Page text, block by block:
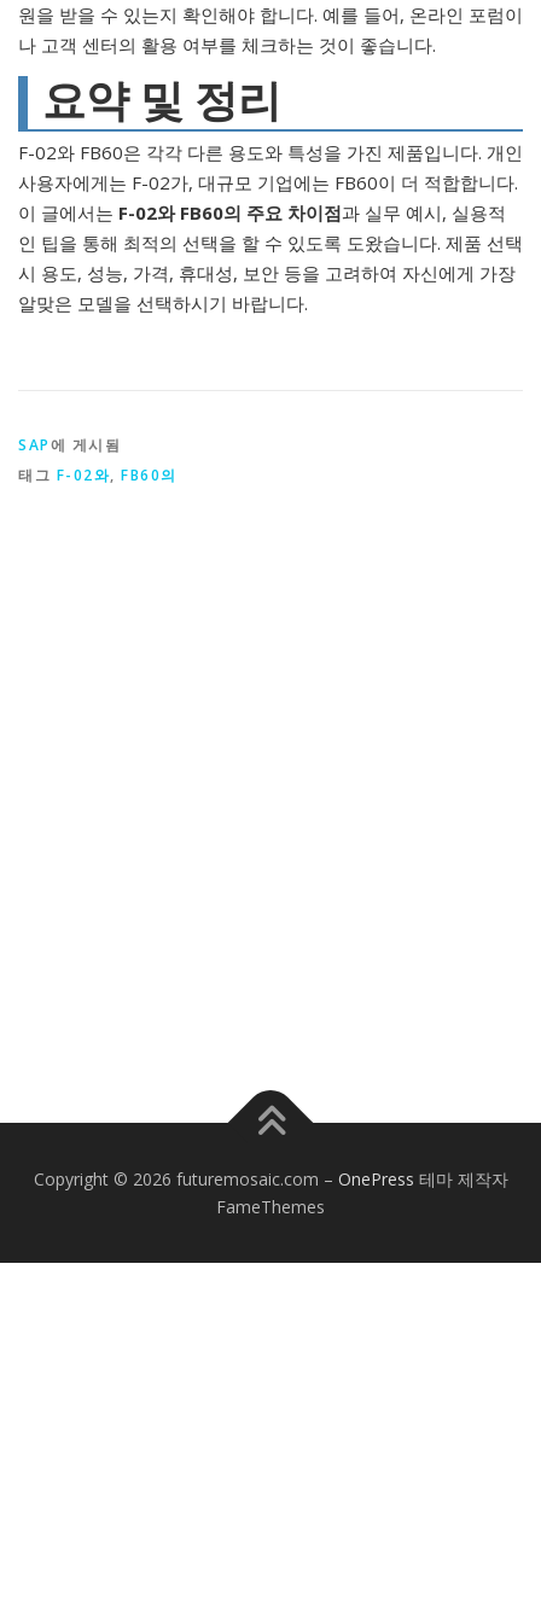
원을 받을 수 있는지 확인해야 합니다. 예를 들어, 온라인 포럼이
나 고객 센터의 활용 여부를 체크하는 것이 좋습니다.
요약 및 정리
F-02와 FB60은 각각 다른 용도와 특성을 가진 제품입니다. 개인
사용자에게는 F-02가, 대규모 기업에는 FB60이 더 적합합니다.
이 글에서는 F-02와 FB60의 주요 차이점과 실무 예시, 실용적
인 팁을 통해 최적의 선택을 할 수 있도록 도왔습니다. 제품 선택
시 용도, 성능, 가격, 휴대성, 보안 등을 고려하여 자신에게 가장
알맞은 모델을 선택하시기 바랍니다.
SAP에 게시됨
태그 F-02와, FB60의
Copyright © 2026 futuremosaic.com – OnePress 테마 제작자
FameThemes